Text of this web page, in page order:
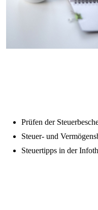
Prüfen der
Steuer- und
Steuertipps in der